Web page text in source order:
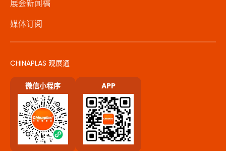
展会新闻稿
媒体订阅
CHINAPLAS 观展通
微信小程序 APP